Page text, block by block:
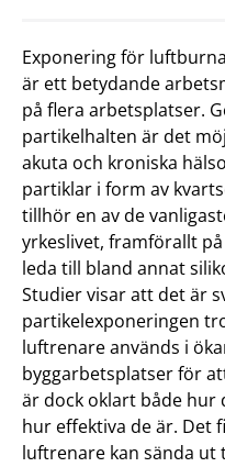
Exponering för
är ett betydande
på flera arbetsplatser.
partikelhalten är det
akuta och kroniska
partiklar i form av
tillhör en av de
yrkeslivet, framförallt
leda till bland annat
Studier visar att det är
partikelexponeringen
luftrenare används i
byggarbetsplatser för
är dock oklart både hur
hur effektiva de är. Det
luftrenare kan sända ut